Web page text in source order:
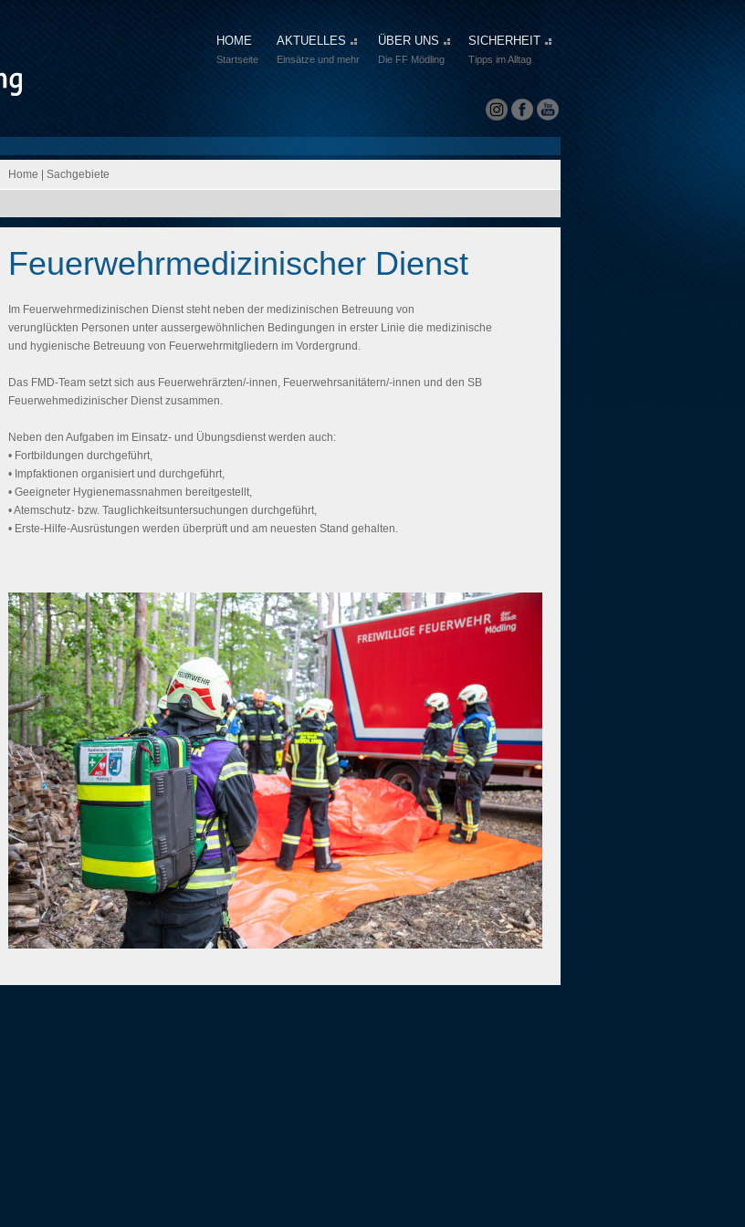
HOME
Startseite
AKTUELLES
Einsätze und mehr
ÜBER UNS
Die FF Mödling
SICHERHEIT
Tipps im Alltag
Home Sachgebiete
Feuerwehrmedizinischer Dienst
Im Feuerwehrmedizinischen Dienst steht neben der medizinischen Betreuung von
verunglückten Personen unter aussergewöhnlichen Bedingungen in erster Linie die medizinische
und hygienische Betreuung von Feuerwehrmitgliedern im Vordergrund.
Das FMD-Team setzt sich aus Feuerwehrärzten/-innen, Feuerwehrsanitätern/-innen und den SB
Feuerwehmedizinischer Dienst zusammen.
Neben den Aufgaben im Einsatz- und Übungsdienst werden auch:
• Fortbildungen durchgeführt,
• Impfaktionen organisiert und durchgeführt,
• Geeigneter Hygienemassnahmen bereitgestellt,
• Atemschutz- bzw. Tauglichkeitsuntersuchungen durchgeführt,
• Erste-Hilfe-Ausrüstungen werden überprüft und am neuesten Stand gehalten.